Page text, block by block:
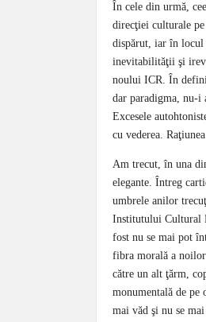
În cele din urmă,
direcţiei culturale
dispărut, iar în locul
inevitabilităţii şi
noului ICR. În
dar paradigma, nu-i
Excesele
cu vederea.
Am trecut, în una
elegante. Întreg
umbrele anilor
Institutului Cultural
fost nu se mai pot
fibra morală a noilor
către un alt ţărm,
monumentală de pe
mai văd şi nu se